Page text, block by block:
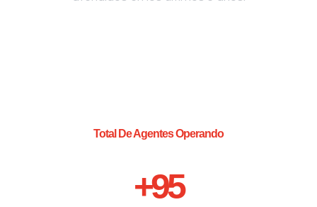
Total De Agentes Operando
+95